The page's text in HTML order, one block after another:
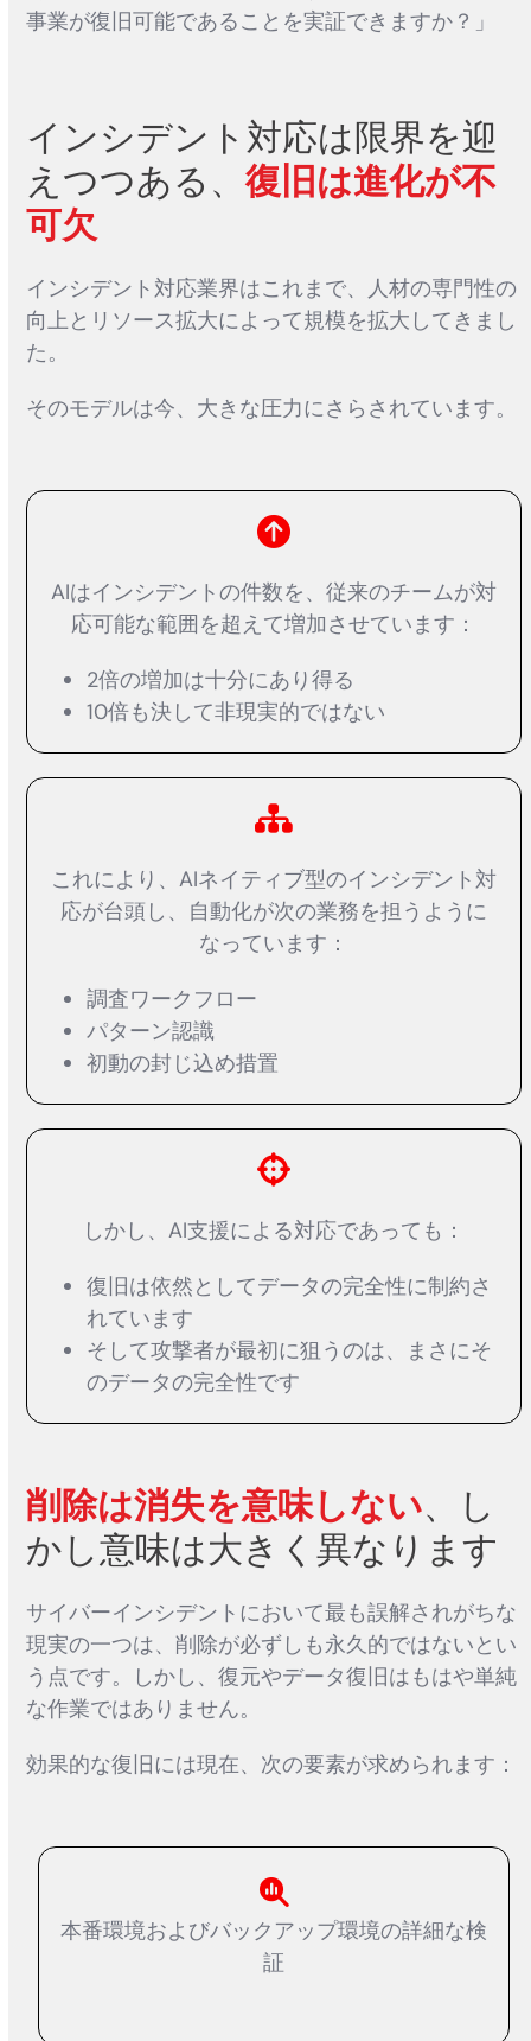
事業が復旧可能であることを実証できますか？」
インシデント対応は限界を迎
えつつある、復旧は進化が不
可欠
インシデント対応業界はこれまで、人材の専門性の
向上とリソース拡大によって規模を拡大してきまし
た。
そのモデルは今、大きな圧力にさらされています。
AIはインシデントの件数を、従来のチームが対
応可能な範囲を超えて増加させています：
2倍の増加は十分にあり得る
10倍も決して非現実的ではない
これにより、AIネイティブ型のインシデント対
応が台頭し、自動化が次の業務を担うように
なっています：
調査ワークフロー
パターン認識
初動の封じ込め措置
しかし、AI支援による対応であっても：
復旧は依然としてデータの完全性に制約さ
れています
そして攻撃者が最初に狙うのは、まさにそ
のデータの完全性です
削除は消失を意味しない、し
かし意味は大きく異なります
サイバーインシデントにおいて最も誤解されがちな
現実の一つは、削除が必ずしも永久的ではないとい
う点です。しかし、復元やデータ復旧はもはや単純
な作業ではありません。
効果的な復旧には現在、次の要素が求められます：
本番環境およびバックアップ環境の詳細な検
証